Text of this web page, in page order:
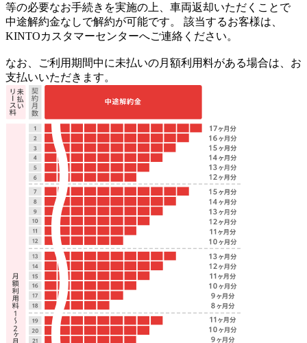
等の必要なお手続きを実施の上、車両返却いただくことで
中途解約金なしで解約が可能です。
該当するお客様は、
KINTOカスタマーセンターへご連絡ください。
なお、ご利用期間中に未払いの月額利用料がある場合は、お
支払いいただきます。